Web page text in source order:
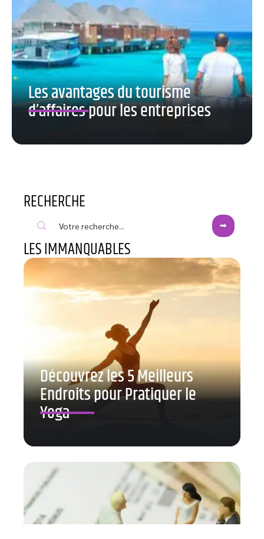
Les avantages du tourisme
d’affaires pour les entreprises
RECHERCHE
LES IMMANQUABLES
Découvrez les 5 Meilleurs
Endroits pour Pratiquer le
Yoga